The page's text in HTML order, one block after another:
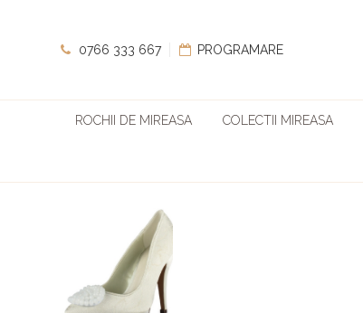
0766 333 667 PROGRAMARE
ROCHII DE MIREASA COLECTII MIREASA